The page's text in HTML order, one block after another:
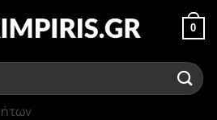
0